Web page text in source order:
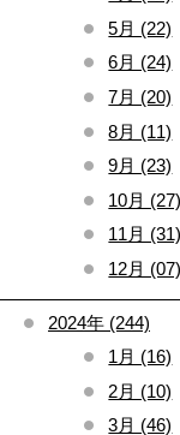
5月 (22)
6月 (24)
7月 (20)
8月 (11)
9月 (23)
10月 (27)
11月 (31)
12月 (07)
2024年 (244)
1月 (16)
2月 (10)
3月 (46)